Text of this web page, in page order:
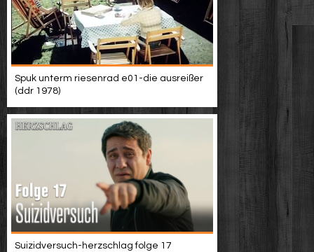
Spuk unterm riesenrad e01-die ausreißer
(ddr 1978)
Suizidversuch-herzschlag folge 17